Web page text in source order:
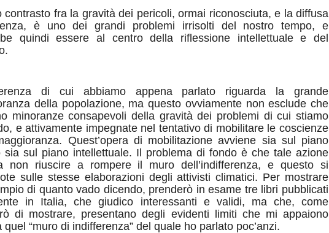
contrasto fra la gravità dei pericoli, ormai riconosciuta, e la diffusa
è uno dei grandi problemi irrisolti del nostro tempo, e
quindi essere al centro della riflessione intellettuale e del
di cui abbiamo appena parlato riguarda la grande
della popolazione, ma questo ovviamente non esclude che
minoranze consapevoli della gravità dei problemi di cui stiamo
e attivamente impegnate nel tentativo di mobilitare le coscienze
Quest’opera di mobilitazione avviene sia sul piano
sia sul piano intellettuale. Il problema di fondo è che tale azione
non riuscire a rompere il muro dell’indifferenza, e questo si
sulle stesse elaborazioni degli attivisti climatici. Per mostrare
di quanto vado dicendo, prenderò in esame tre libri pubblicati
in Italia, che giudico interessanti e validi, ma che, come
di mostrare, presentano degli evidenti limiti che mi appaiono
quel “muro di indifferenza” del quale ho parlato poc’anzi.